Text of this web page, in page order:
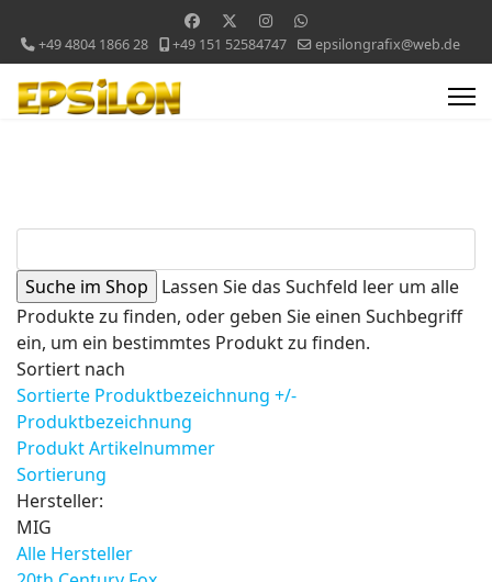
+49 4804 1866 28 +49 151 52584747 epsilongrafix@web.de
Lassen Sie das Suchfeld leer um alle
Produkte zu finden, oder geben Sie einen Suchbegriff
ein, um ein bestimmtes Produkt zu finden.
Sortiert nach
Sortierte Produktbezeichnung +/-
Produktbezeichnung
Produkt Artikelnummer
Sortierung
Hersteller:
MIG
Alle Hersteller